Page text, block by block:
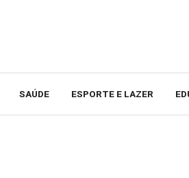
SAÚDE ESPORTE E LAZER